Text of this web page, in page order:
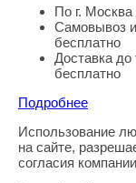
По г. Москва
Самовывоз
бесплатно
Доставка
бесплатно
Подробнее
Правовая
Использование
на сайте,
согласия